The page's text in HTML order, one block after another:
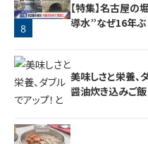
8
【特集】名古屋
導水”なぜ16年ぶ
美味しさと栄養、
醤油炊き込みご飯